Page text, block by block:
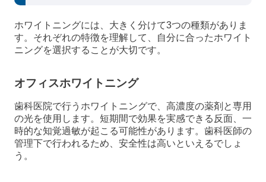
ホワイトニングには、大きく分けて3つの種類がありま
す。それぞれの特徴を理解して、自分に合ったホワイト
ニングを選択することが大切です。
オフィスホワイトニング
歯科医院で行うホワイトニングで、高濃度の薬剤と専用
の光を使用します。短期間で効果を実感できる反面、一
時的な知覚過敏が起こる可能性があります。歯科医師の
管理下で行われるため、安全性は高いといえるでしょ
う。